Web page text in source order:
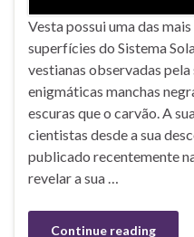
Vesta possui uma das
superfícies do Sistema
vestianas observadas
enigmáticas manchas
escuras que o carvão. A
cientistas desde a sua
publicado recentemente
revelar a sua …
Continue reading